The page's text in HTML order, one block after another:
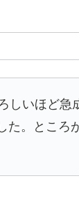
しいほど
た。ところ